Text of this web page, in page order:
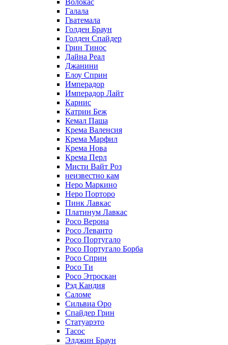
Волокас
Галала
Гватемала
Голден Браун
Голден Спайдер
Грин Тинос
Дайна Реал
Джанини
Елоу Сприн
Имперадор
Имперадор Лайт
Карнис
Катрин Беж
Кемал Паша
Крема Валенсия
Крема Марфил
Крема Нова
Крема Перл
Мисти Вайт Роз
неизвестно кам
Неро Маркино
Неро Порторо
Пинк Лавкаc
Платинум Лавкас
Росо Верона
Росо Леванто
Росо Португало
Росо Португало Борба
Росо Сприн
Росо Ти
Росо Этроскан
Рэд Кандия
Саломе
Сильвиа Оро
Спайдер Грин
Статуарэто
Тасос
Элджин Браун